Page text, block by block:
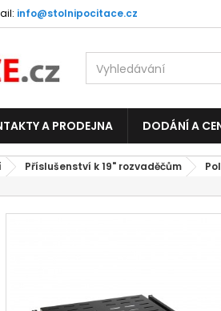
info@stolnipocitace.cz
A PRODEJNA DODÁNÍ A
Příslušenství k 19" rozvaděčům